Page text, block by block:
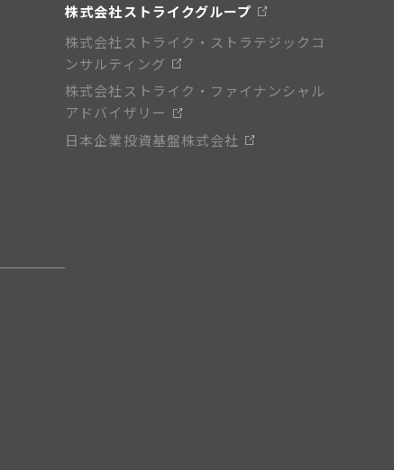
株式会社ストライクグループ
株式会社ストライク・ストラテジックコ
ンサルティング
株式会社ストライク・ファイナンシャル
アドバイザリー
日本企業投資基盤株式会社